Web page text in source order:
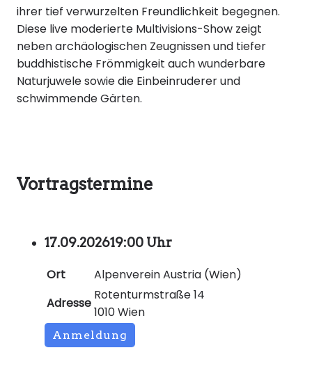
ihrer tief verwurzelten Freundlichkeit begegnen.
Diese live moderierte Multivisions-Show zeigt
neben archäologischen Zeugnissen und tiefer
buddhistische Frömmigkeit auch wunderbare
Naturjuwele sowie die Einbeinruderer und
schwimmende Gärten.
Vortragstermine
17.09.202619:00 Uhr
Ort
Alpenverein Austria (Wien)
Adresse
Rotenturmstraße 14
1010 Wien
Anmeldung